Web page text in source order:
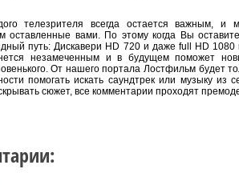
телезрителя всегда остается важным,
оставленные вами. По этому когда Вы
путь: Дискавери HD 720 и даже full HD 1080
незамеченным и в будущем поможет
От нашего портала Лостфильм будет
помогать искать саундтрек или музыку из
сюжет, все комментарии проходят